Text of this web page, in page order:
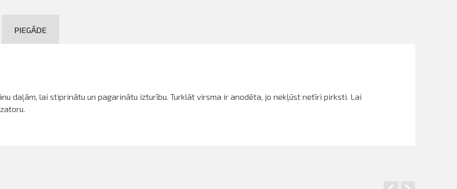
PIEGĀDE
daļām, lai stiprinātu un pagarinātu izturību. Turklāt virsma ir anodēta, jo nekļūst netīri pirksti. Lai